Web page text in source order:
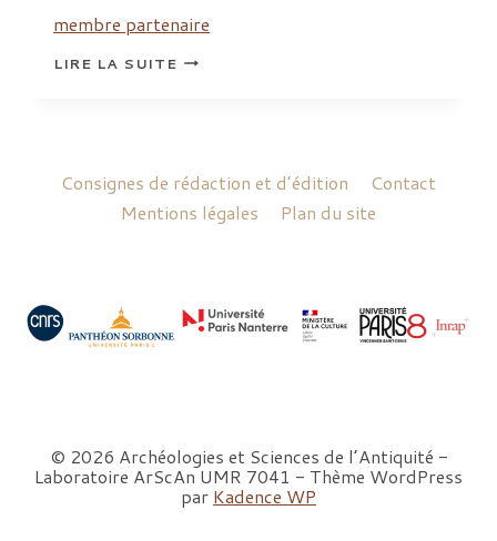
membre partenaire
LIRE LA SUITEHATZOPOULOS
MILTIADE
Consignes de rédaction et d’édition
Contact
Mentions légales
Plan du site
© 2026 Archéologies et Sciences de l’Antiquité -
Laboratoire ArScAn UMR 7041 - Thème WordPress
par Kadence WP